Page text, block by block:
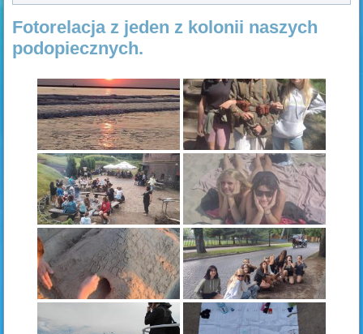
Fotorelacja z jeden z kolonii naszych
podopiecznych.